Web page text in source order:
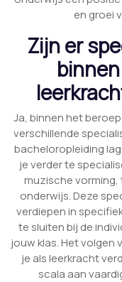
en groei
Zijn er
Ja, binnen het
verschillende
bacheloropleiding
je verder te
muzische
onderwijs. Deze
verdiepen in
te sluiten bij de
jouw klas. Het volgen
je als leerkracht
scala aan